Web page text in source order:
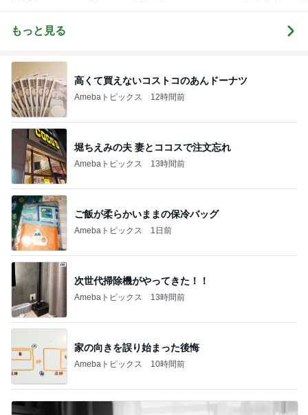
もっと見る
高くて買えないコストコのあんドーナツ
Amebaトピックス 12時間前
堀ちえみの夫 妻とココスで注文忘れ
Amebaトピックス 13時間前
ご飯が柔らかいままの保冷バッグ
Amebaトピックス 1日前
次世代掃除機がやってきた！！
Amebaトピックス 13時間前
家の向きを誤り始まった後悔
Amebaトピックス 10時間前